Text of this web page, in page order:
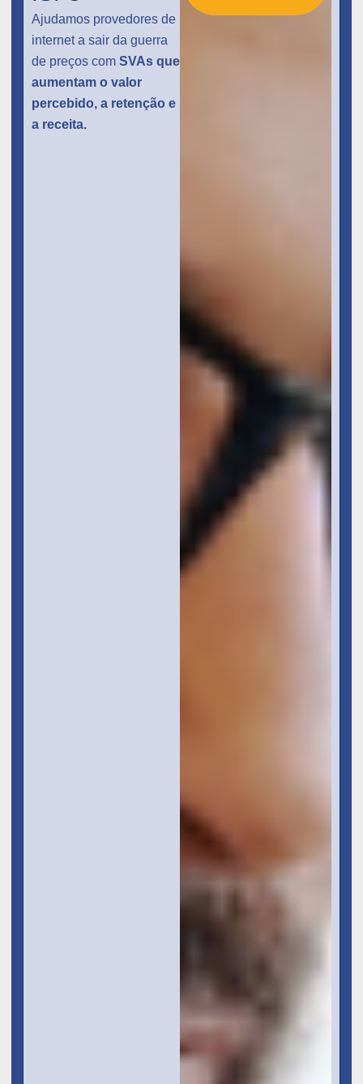
Ajudamos provedores de
internet a sair da guerra
de preços com SVAs que
aumentam o valor
percebido, a retenção e
a receita.